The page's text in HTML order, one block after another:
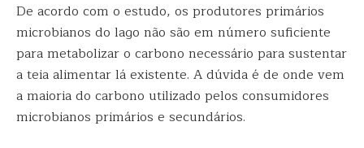
De acordo com o estudo, os produtores primários
microbianos do lago não são em número suficiente
para metabolizar o carbono necessário para sustentar
a teia alimentar lá existente. A dúvida é de onde vem
a maioria do carbono utilizado pelos consumidores
microbianos primários e secundários.